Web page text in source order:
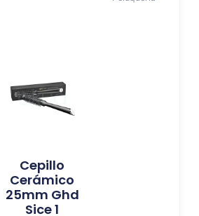
Cepillo
Cerámico
25mm Ghd
Sice 1